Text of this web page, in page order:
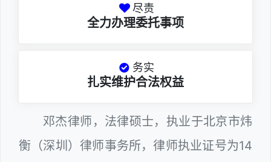
尽责
全力办理委托事项
务实
扎实维护合法权益
邓杰律师，法律硕士，执业于北京市炜
衡（深圳）律师事务所，律师执业证号为14